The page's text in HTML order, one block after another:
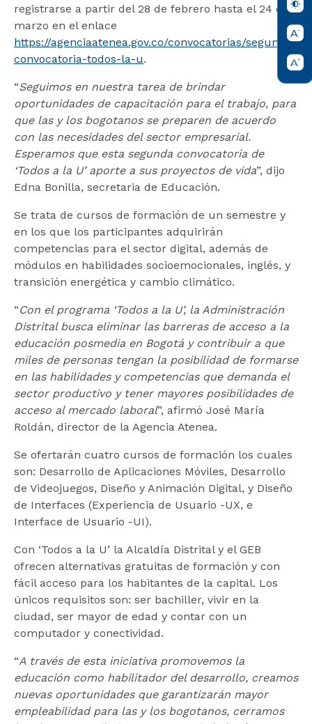
registrarse a partir del 28 de febrero hasta el 24 de
marzo en el enlace
https://agenciaatenea.gov.co/convocatorias/segunda-
convocatoria-todos-la-u.
“Seguimos en nuestra tarea de brindar
oportunidades de capacitación para el trabajo, para
que las y los bogotanos se preparen de acuerdo
con las necesidades del sector empresarial.
Esperamos que esta segunda convocatoria de
‘Todos a la U’ aporte a sus proyectos de vida”, dijo
Edna Bonilla, secretaria de Educación.
Se trata de cursos de formación de un semestre y
en los que los participantes adquirirán
competencias para el sector digital, además de
módulos en habilidades socioemocionales, inglés, y
transición energética y cambio climático.
“Con el programa ‘Todos a la U’, la Administración
Distrital busca eliminar las barreras de acceso a la
educación posmedia en Bogotá y contribuir a que
miles de personas tengan la posibilidad de formarse
en las habilidades y competencias que demanda el
sector productivo y tener mayores posibilidades de
acceso al mercado laboral”, afirmó José María
Roldán, director de la Agencia Atenea.
Se ofertarán cuatro cursos de formación los cuales
son: Desarrollo de Aplicaciones Móviles, Desarrollo
de Videojuegos, Diseño y Animación Digital, y Diseño
de Interfaces (Experiencia de Usuario -UX, e
Interface de Usuario -UI).
Con ‘Todos a la U’ la Alcaldía Distrital y el GEB
ofrecen alternativas gratuitas de formación y con
fácil acceso para los habitantes de la capital. Los
únicos requisitos son: ser bachiller, vivir en la
ciudad, ser mayor de edad y contar con un
computador y conectividad.
“A través de esta iniciativa promovemos la
educación como habilitador del desarrollo, creamos
nuevas oportunidades que garantizarán mayor
empleabilidad para las y los bogotanos, cerramos